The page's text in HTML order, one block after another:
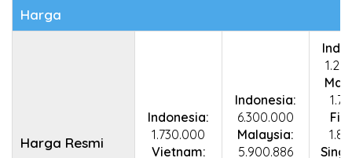
Harga
Harga Resmi
Indonesia:
1.730.000
Vietnam:
Indonesia:
6.300.000
Malaysia:
5.900.886